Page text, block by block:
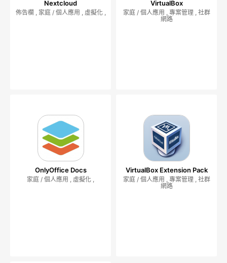
Nextcloud
佈告欄 , 家庭 / 個人應用 , 虛擬化 ,
VirtualBox
家庭 / 個人應用 , 專案管理 , 社群
網路
OnlyOffice Docs
家庭 / 個人應用 , 虛擬化 ,
VirtualBox Extension Pack
家庭 / 個人應用 , 專案管理 , 社群
網路